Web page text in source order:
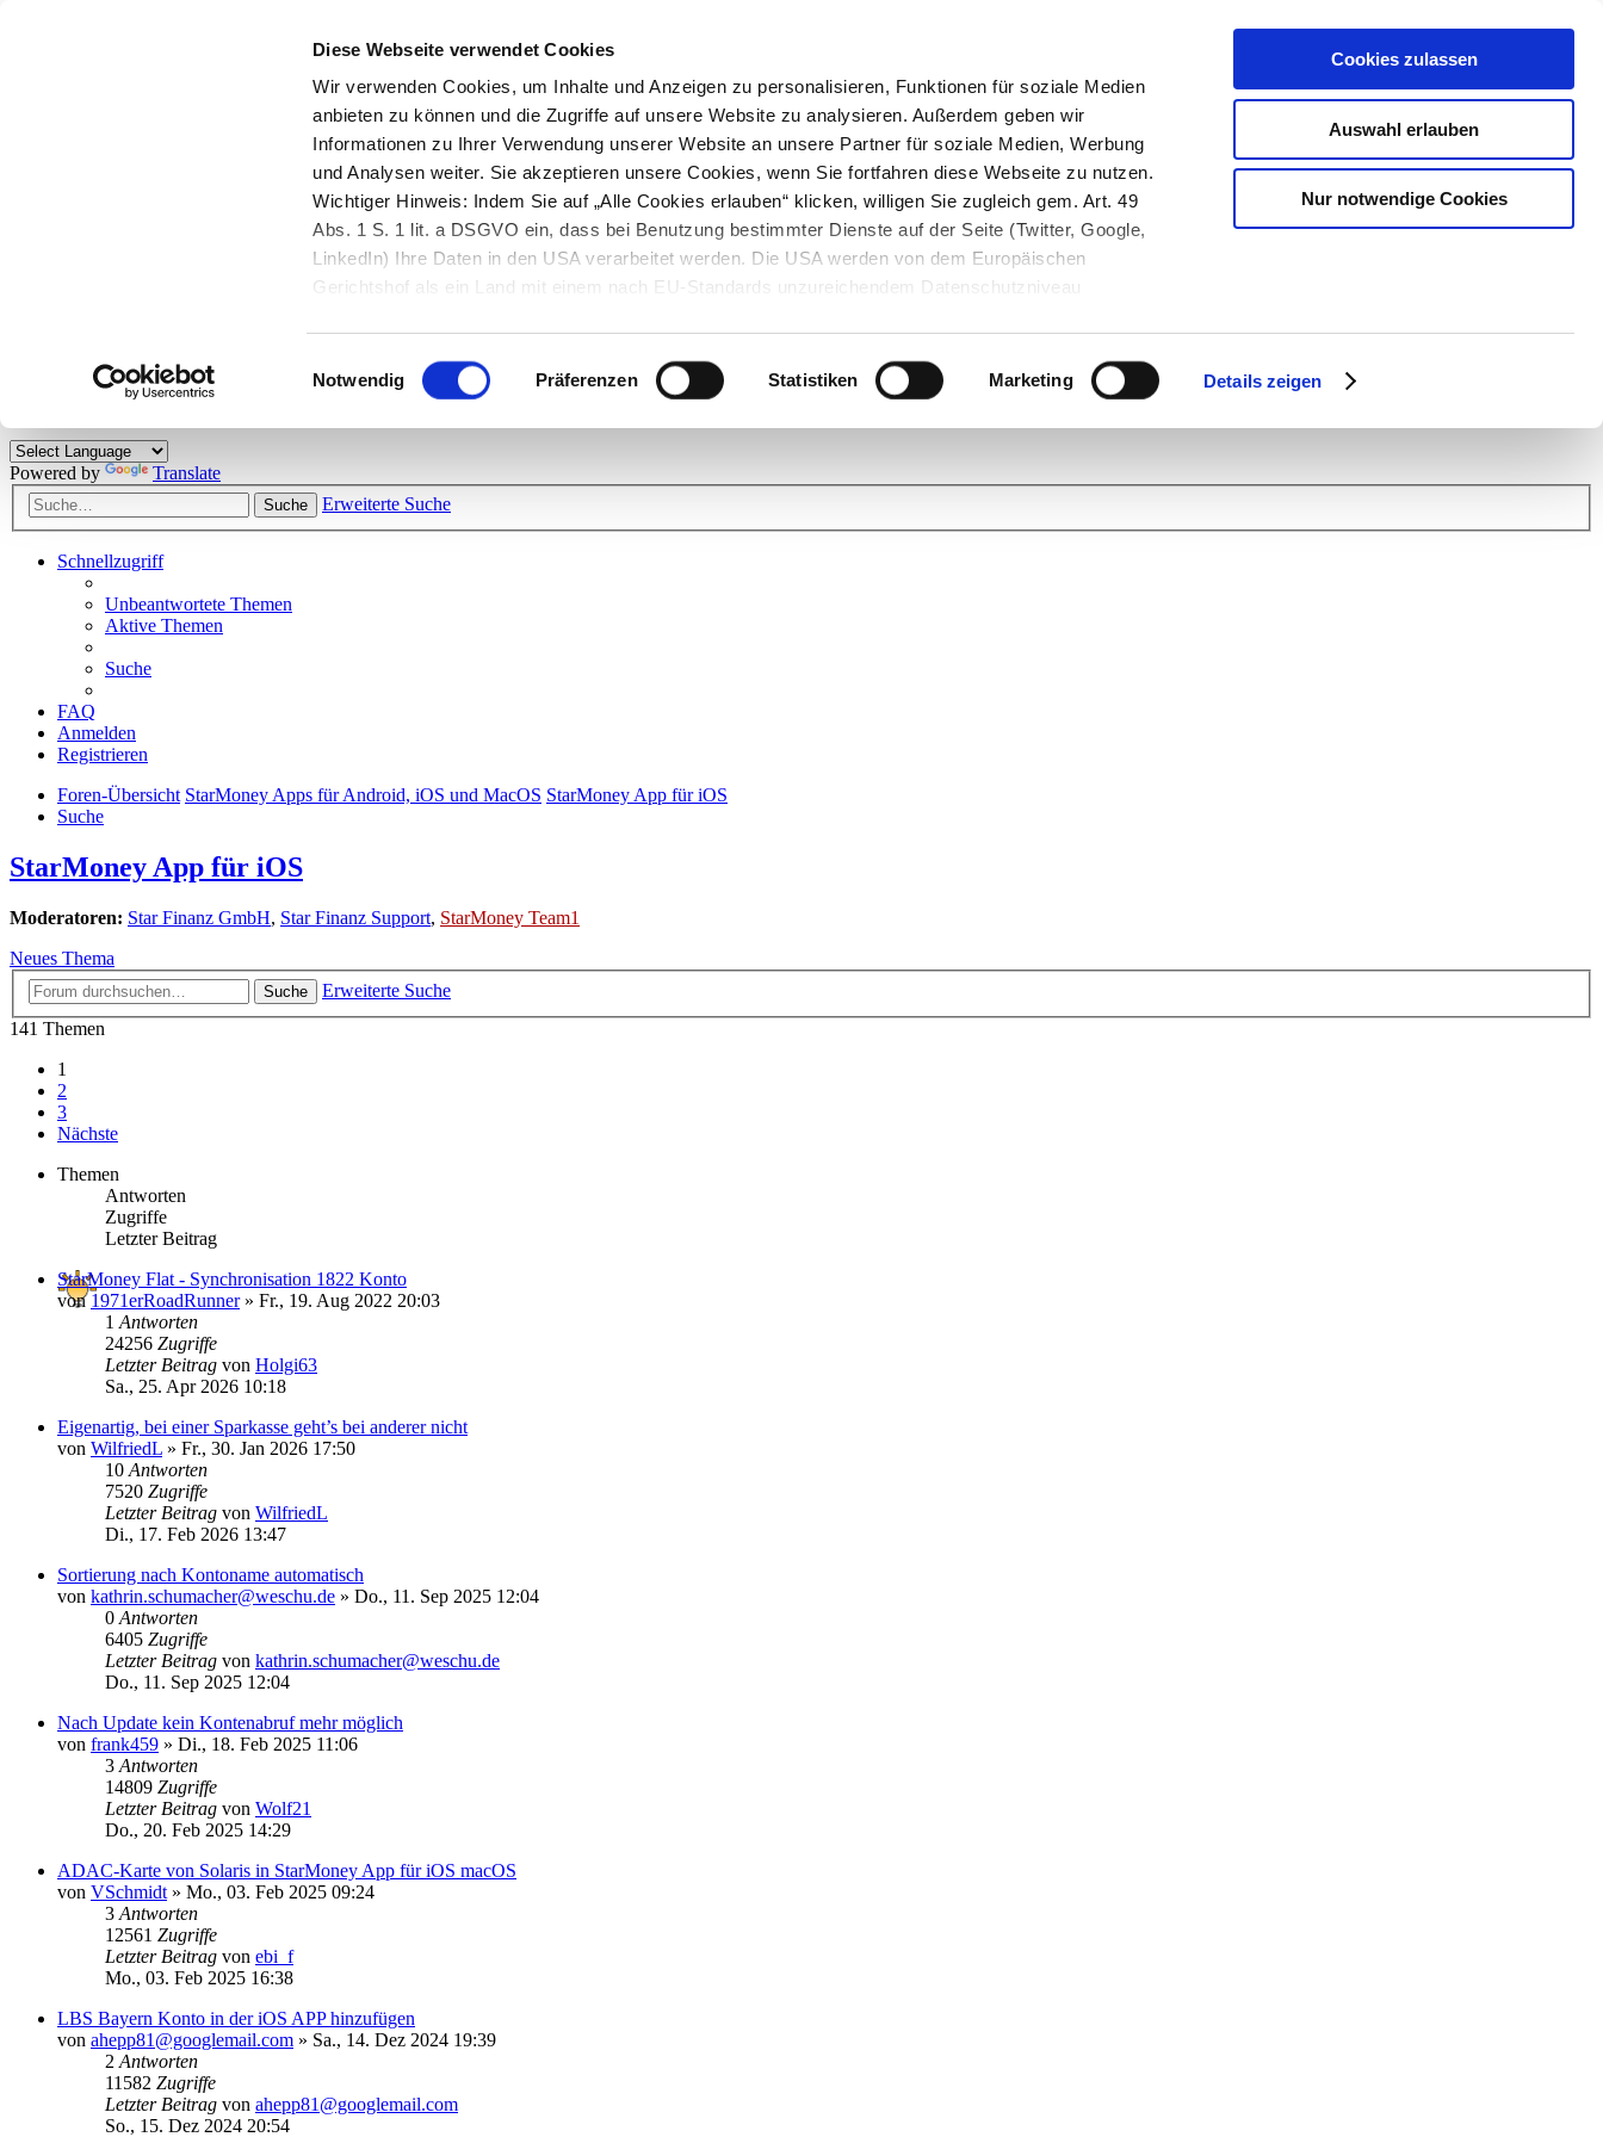
Diese Webseite verwendet Cookies
Wir verwenden Cookies, um Inhalte und Anzeigen zu personalisieren, Funktionen für soziale Medien
anbieten zu können und die Zugriffe auf unsere Website zu analysieren. Außerdem geben wir
Informationen zu Ihrer Verwendung unserer Website an unsere Partner für soziale Medien, Werbung
und Analysen weiter. Sie akzeptieren unsere Cookies, wenn Sie fortfahren diese Webseite zu nutzen.
Wichtiger Hinweis: Indem Sie auf „Alle Cookies erlauben“ klicken, willigen Sie zugleich gem. Art. 49
Abs. 1 S. 1 lit. a DSGVO ein, dass bei Benutzung bestimmter Dienste auf der Seite (Twitter, Google,
LinkedIn) Ihre Daten in den USA verarbeitet werden. Die USA werden von dem Europäischen
Gerichtshof als ein Land mit einem nach EU-Standards unzureichendem Datenschutzniveau
Einwilligungsauswahl
Notwendig Präferenzen Statistiken Marketing Details zeigen
Cookies zulassen
Auswahl erlauben
Nur notwendige Cookies
Herzlich willkommen!
Kunden viele nützliche Hilfestellungen und interessante Tipps und Tricks. Stellen Sie Ihre Fragen und helfen Sie mit Ihrem Wissen anderen weiter.
Powered by Translate
Suche Erweiterte Suche
Schnellzugriff
Unbeantwortete Themen
Aktive Themen
Suche
FAQ
Anmelden
Registrieren
Foren-Übersicht StarMoney Apps für Android, iOS und MacOS StarMoney App für iOS
Suche
StarMoney App für iOS
Moderatoren: Star Finanz GmbH, Star Finanz Support, StarMoney Team1
Neues Thema
Suche
Erweiterte Suche
141 Themen
1
2
3
Nächste
Themen
Antworten
Zugriffe
Letzter Beitrag
StarMoney Flat - Synchronisation 1822 Konto
von1971erRoadRunner» Fr., 19. Aug 2022 20:03
1 Antworten
24256 Zugriffe
Letzter Beitrag von Holgi63
Sa., 25. Apr 2026 10:18
Eigenartig, bei einer Sparkasse geht’s bei anderer nicht
von WilfriedL » Fr., 30. Jan 2026 17:50
10 Antworten
7520 Zugriffe
Letzter Beitrag von WilfriedL
Di., 17. Feb 2026 13:47
Sortierung nach Kontoname automatisch
von kathrin.schumacher@weschu.de » Do., 11. Sep 2025 12:04
0 Antworten
6405 Zugriffe
Letzter Beitrag von kathrin.schumacher@weschu.de
Do., 11. Sep 2025 12:04
Nach Update kein Kontenabruf mehr möglich
von frank459 » Di., 18. Feb 2025 11:06
3 Antworten
14809 Zugriffe
Letzter Beitrag von Wolf21
Do., 20. Feb 2025 14:29
ADAC-Karte von Solaris in StarMoney App für iOS macOS
von VSchmidt » Mo., 03. Feb 2025 09:24
3 Antworten
12561 Zugriffe
Letzter Beitrag von ebi_f
Mo., 03. Feb 2025 16:38
LBS Bayern Konto in der iOS APP hinzufügen
von ahepp81@googlemail.com » Sa., 14. Dez 2024 19:39
2 Antworten
11582 Zugriffe
Letzter Beitrag von ahepp81@googlemail.com
So., 15. Dez 2024 20:54